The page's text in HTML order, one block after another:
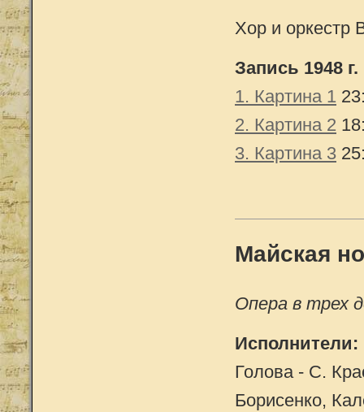
Хор и оркестр
Запись 1948 г.
1. Картина 1
2. Картина 2
3. Картина 3
Майская
Опера в трех
Исполнители:
Голова - С.
Борисенко,